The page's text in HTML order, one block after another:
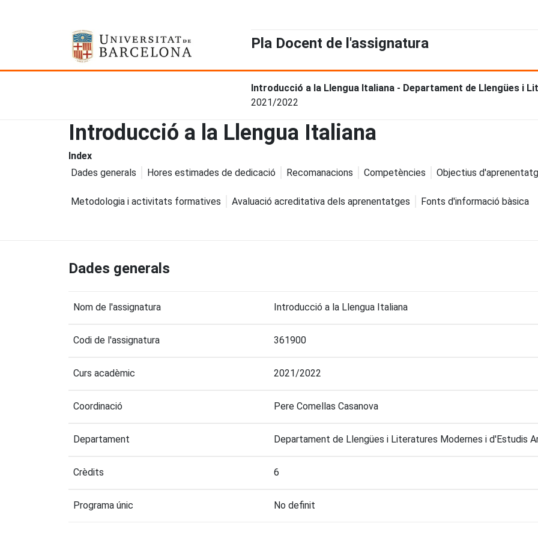
Pla Docent de l'assignatura
Introducció a la Llengua Italiana - Departament de Llengües i
2021/2022
Introducció a la Llengua Italiana
Index
Dades generals
Hores estimades de dedicació Recomanacions Competències Objectius
Metodologia i activitats formatives Avaluació acreditativa dels aprenentatges Fonts d'informació bàsica
Dades generals
Nom de l'assignatura Introducció a la Llengua Italiana
Codi de l'assignatura 361900
Curs acadèmic 2021/2022
Coordinació Pere Comellas Casanova
Departament Departament de Llengües i Literatures Modernes i d'Estudis
Crèdits 6
Programa únic No definit